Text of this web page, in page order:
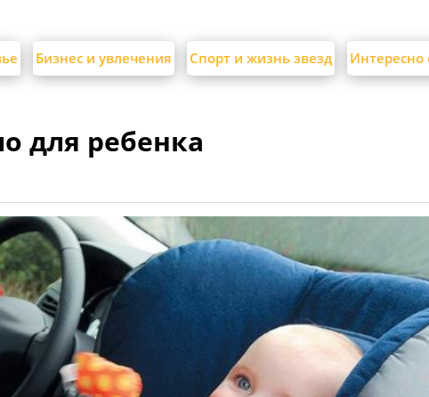
Бизнес и увлечения Спорт и жизнь звезд
для ребенка